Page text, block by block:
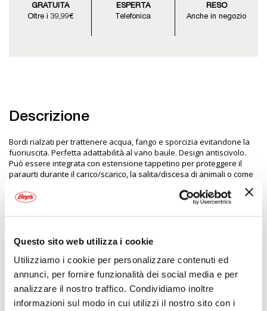
Questo sito web utilizza i cookie
Utilizziamo i cookie per personalizzare contenuti ed
annunci, per fornire funzionalità dei social media e per
analizzare il nostro traffico. Condividiamo inoltre
informazioni sul modo in cui utilizzi il nostro sito con i
GRATUITA
Oltre i 39,99€
ESPERTA
Telefonica
RESO
Anche in negozio
Descrizione
Bordi rialzati per trattenere acqua, fango e sporcizia evitandone la
fuoriuscita. Perfetta adattabilità al vano baule. Design antiscivolo.
Può essere integrata con estensione tappetino per proteggere il
paraurti durante il carico/scarico, la salita/discesa di animali o come
alta qualità e lunga durata. Facile da pulire
Specifiche tecniche
Maggiori
Informazioni
2102667
Auto
Vasca baule su misura
Nero